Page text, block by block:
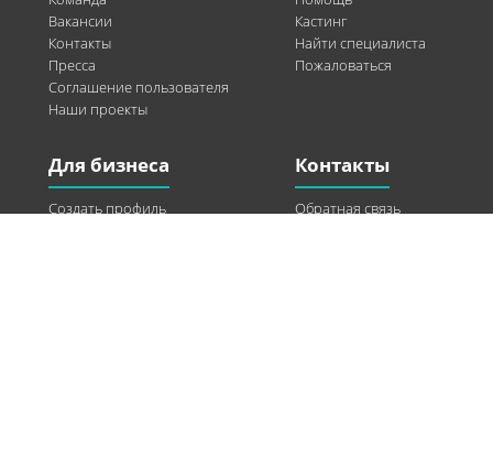
Вакансии
Контакты
Пресса
Соглашение пользователя
Наши проекты
Кастинг
Найти специалиста
Пожаловаться
Для бизнеса
Создать профиль
Контакты
Обратная связь